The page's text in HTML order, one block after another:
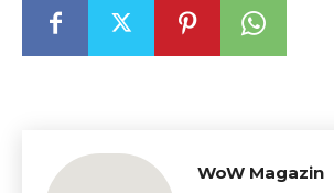
WoW Magazin